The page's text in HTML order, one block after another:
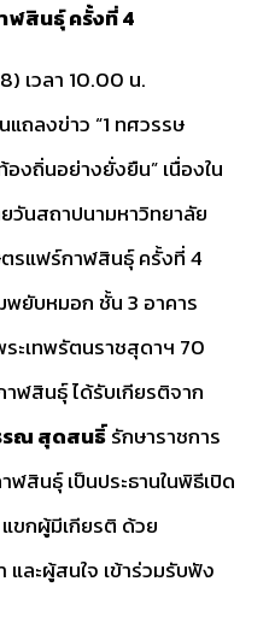
ฬสินธุ์ ครั้งที่ 4
เวลา 10.00 น.
ถลงข่าว “1 ทศวรรษ
งถิ่นอย่างยั่งยืน” เนื่องใน
วันสถาปนามหาวิทยาลัย
รแฟร์กาฬสินธุ์ ครั้งที่ 4
ยับหมอก ชั้น 3 อาคาร
ะเทพรัตนราชสุดาฯ 70
ฬสินธุ์ ได้รับเกียรติจาก
รณ สุดสนธิ์รักษาราชการ
สินธุ์ เป็นประธานในพิธีเปิด
ขกผู้มีเกียรติ ด้วย
ละผู้สนใจ เข้าร่วมรับฟัง